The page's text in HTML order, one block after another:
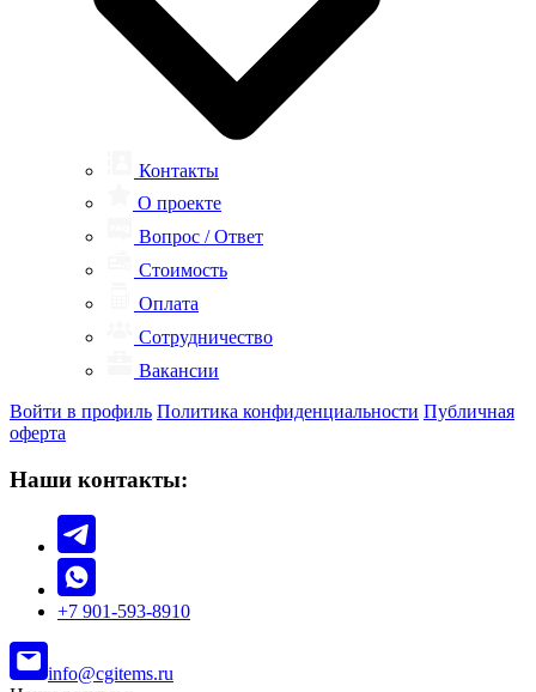
Контакты
О проекте
Вопрос / Ответ
Стоимость
Оплата
Сотрудничество
Вакансии
Войти в профиль Политика конфиденциальности Публичная
оферта
Наши контакты:
+7 901-593-8910
info@cgitems.ru